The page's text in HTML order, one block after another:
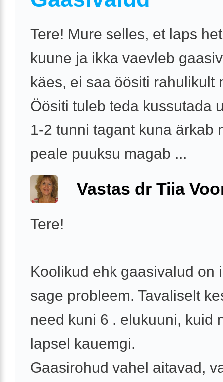
Tere! Mure selles, et laps
kuune ja ikka vaevleb
käes, ei saa öösiti rahulikult
Öösiti tuleb teda kussutada
1-2 tunni tagant kuna ärkab
peale puuksu magab ...
Vastas dr Tiia
Tere!
Koolikud ehk gaasivalud on
sage probleem. Tavaliselt
need kuni 6 . elukuuni, kuid
lapsel kauemgi.
Gaasirohud vahel aitavad,